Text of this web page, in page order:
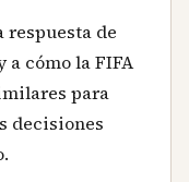
respuesta de
cómo la FIFA
para
decisiones